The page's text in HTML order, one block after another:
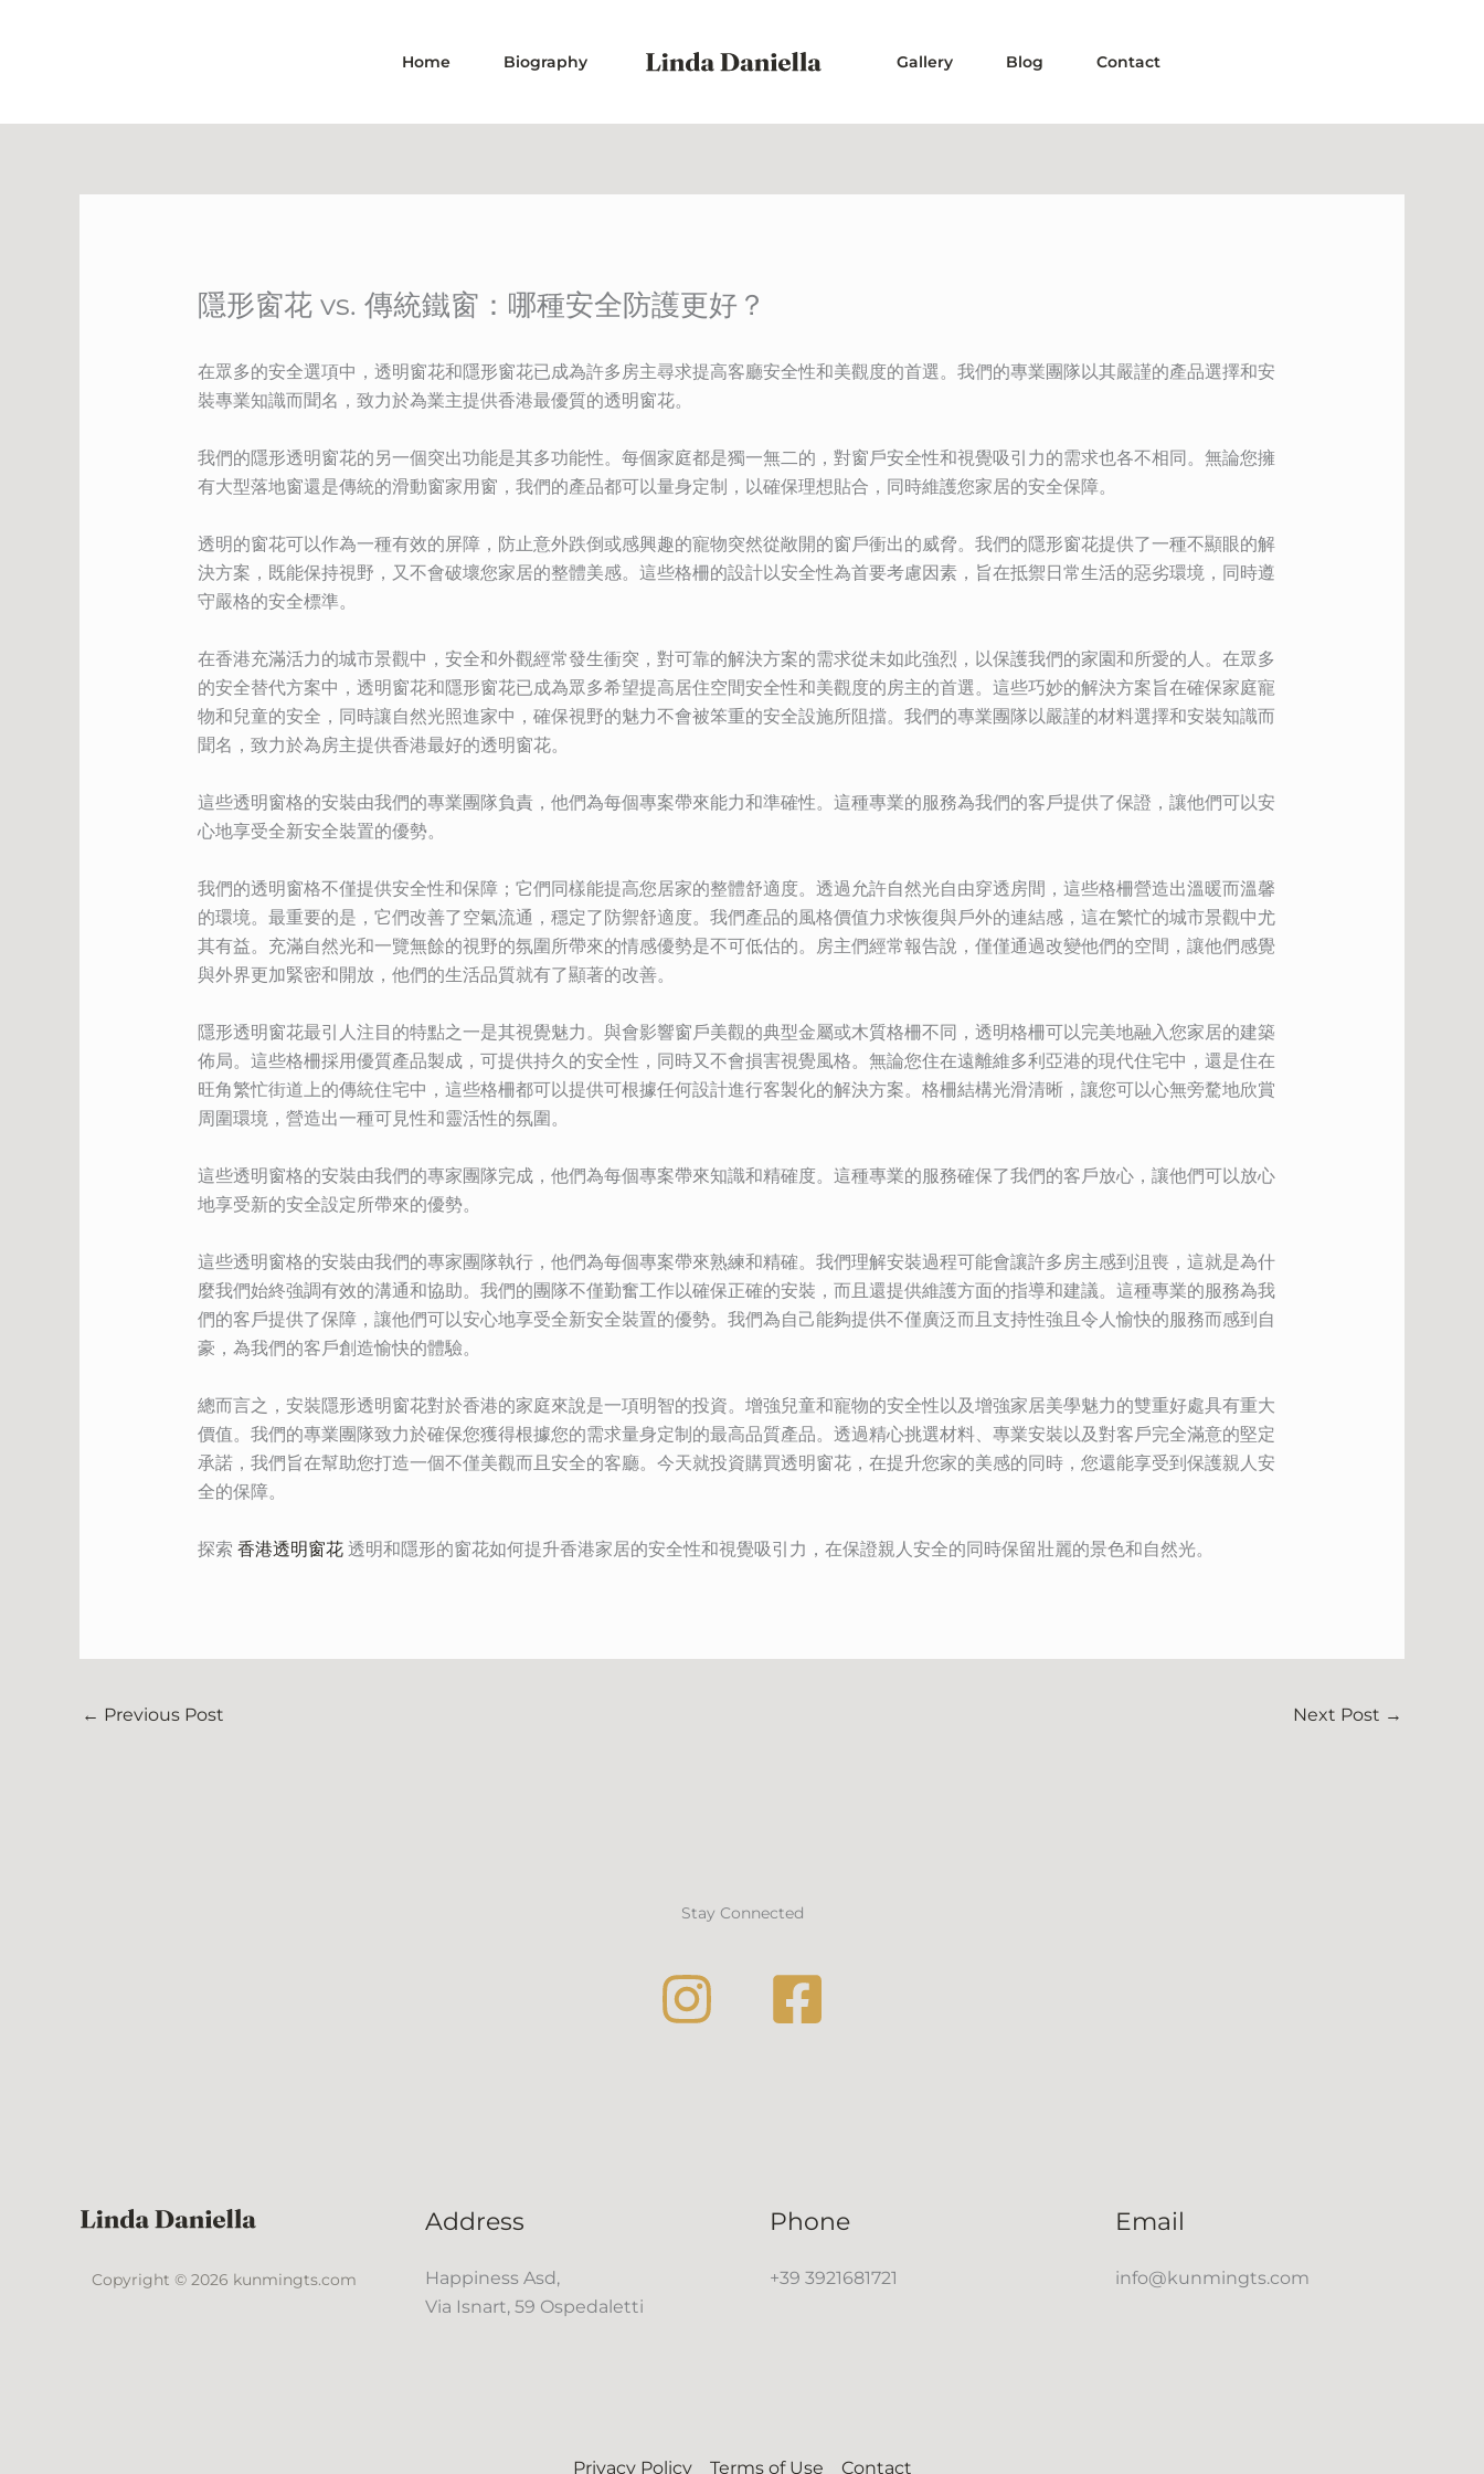
Home Biography Gallery Blog Contact
隱形窗花 vs. 傳統鐵窗：哪種安全防護更好？
在眾多的安全選項中，透明窗花和隱形窗花已成為許多房主尋求提高客廳安全性和美觀度的首選。我們的專業團隊以其嚴謹的產品選擇和安
裝專業知識而聞名，致力於為業主提供香港最優質的透明窗花。
我們的隱形透明窗花的另一個突出功能是其多功能性。每個家庭都是獨一無二的，對窗戶安全性和視覺吸引力的需求也各不相同。無論您擁
有大型落地窗還是傳統的滑動窗家用窗，我們的產品都可以量身定制，以確保理想貼合，同時維護您家居的安全保障。
透明的窗花可以作為一種有效的屏障，防止意外跌倒或感興趣的寵物突然從敞開的窗戶衝出的威脅。我們的隱形窗花提供了一種不顯眼的解
決方案，既能保持視野，又不會破壞您家居的整體美感。這些格柵的設計以安全性為首要考慮因素，旨在抵禦日常生活的惡劣環境，同時遵
守嚴格的安全標準。
在香港充滿活力的城市景觀中，安全和外觀經常發生衝突，對可靠的解決方案的需求從未如此強烈，以保護我們的家園和所愛的人。在眾多
的安全替代方案中，透明窗花和隱形窗花已成為眾多希望提高居住空間安全性和美觀度的房主的首選。這些巧妙的解決方案旨在確保家庭寵
物和兒童的安全，同時讓自然光照進家中，確保視野的魅力不會被笨重的安全設施所阻擋。我們的專業團隊以嚴謹的材料選擇和安裝知識而
聞名，致力於為房主提供香港最好的透明窗花。
這些透明窗格的安裝由我們的專業團隊負責，他們為每個專案帶來能力和準確性。這種專業的服務為我們的客戶提供了保證，讓他們可以安
心地享受全新安全裝置的優勢。
我們的透明窗格不僅提供安全性和保障；它們同樣能提高您居家的整體舒適度。透過允許自然光自由穿透房間，這些格柵營造出溫暖而溫馨
的環境。最重要的是，它們改善了空氣流通，穩定了防禦舒適度。我們產品的風格價值力求恢復與戶外的連結感，這在繁忙的城市景觀中尤
其有益。充滿自然光和一覽無餘的視野的氛圍所帶來的情感優勢是不可低估的。房主們經常報告說，僅僅通過改變他們的空間，讓他們感覺
與外界更加緊密和開放，他們的生活品質就有了顯著的改善。
隱形透明窗花最引人注目的特點之一是其視覺魅力。與會影響窗戶美觀的典型金屬或木質格柵不同，透明格柵可以完美地融入您家居的建築
佈局。這些格柵採用優質產品製成，可提供持久的安全性，同時又不會損害視覺風格。無論您住在遠離維多利亞港的現代住宅中，還是住在
旺角繁忙街道上的傳統住宅中，這些格柵都可以提供可根據任何設計進行客製化的解決方案。格柵結構光滑清晰，讓您可以心無旁騖地欣賞
周圍環境，營造出一種可見性和靈活性的氛圍。
這些透明窗格的安裝由我們的專家團隊完成，他們為每個專案帶來知識和精確度。這種專業的服務確保了我們的客戶放心，讓他們可以放心
地享受新的安全設定所帶來的優勢。
這些透明窗格的安裝由我們的專家團隊執行，他們為每個專案帶來熟練和精確。我們理解安裝過程可能會讓許多房主感到沮喪，這就是為什
麼我們始終強調有效的溝通和協助。我們的團隊不僅勤奮工作以確保正確的安裝，而且還提供維護方面的指導和建議。這種專業的服務為我
們的客戶提供了保障，讓他們可以安心地享受全新安全裝置的優勢。我們為自己能夠提供不僅廣泛而且支持性強且令人愉快的服務而感到自
豪，為我們的客戶創造愉快的體驗。
總而言之，安裝隱形透明窗花對於香港的家庭來說是一項明智的投資。增強兒童和寵物的安全性以及增強家居美學魅力的雙重好處具有重大
價值。我們的專業團隊致力於確保您獲得根據您的需求量身定制的最高品質產品。透過精心挑選材料、專業安裝以及對客戶完全滿意的堅定
承諾，我們旨在幫助您打造一個不僅美觀而且安全的客廳。今天就投資購買透明窗花，在提升您家的美感的同時，您還能享受到保護親人安
全的保障。
探索 香港透明窗花透明和隱形的窗花如何提升香港家居的安全性和視覺吸引力，在保證親人安全的同時保留壯麗的景色和自然光。
← Previous Post Next Post →
Stay Connected
Copyright © 2026 kunmingts.com
Address
Happiness Asd,
Via Isnart, 59 Ospedaletti
Phone
+39 3921681721
Email
info@kunmingts.com
Privacy Policy Terms of Use Contact